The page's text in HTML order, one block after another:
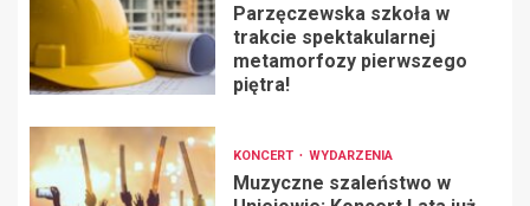
Parzęczewska szkoła w
trakcie spektakularnej
metamorfozy pierwszego
piętra!
KONCERT WYDARZENIA
Muzyczne szaleństwo w